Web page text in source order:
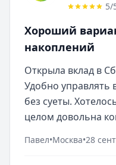
5/
Хороший
накоплений
Открыла вклад в
Удобно
без суеты.
целом довольна
Павел•Москва•28